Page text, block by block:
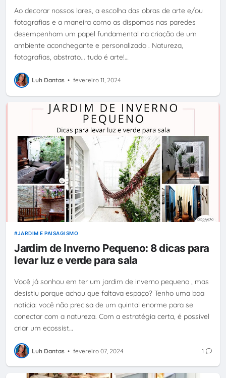
Ao decorar nossos lares, a escolha das obras de arte e/ou
fotografias e a maneira como as dispomos nas paredes
desempenham um papel fundamental na criação de um
ambiente aconchegante e personalizado . Natureza,
fotografias, abstrato... tudo é arte!…
Luh Dantas • fevereiro 11, 2024
JARDIM E PAISAGISMO
Jardim de Inverno Pequeno: 8 dicas para
levar luz e verde para sala
Você já sonhou em ter um jardim de inverno pequeno , mas
desistiu porque achou que faltava espaço? Tenho uma boa
notícia: você não precisa de um quintal enorme para se
conectar com a natureza. Com a estratégia certa, é possível
criar um ecossist…
Luh Dantas • fevereiro 07, 2024 1